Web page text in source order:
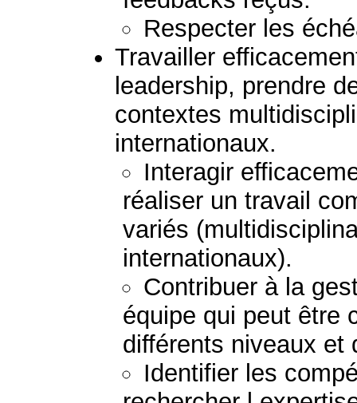
Respecter les
Travailler
leadership, prendre
contextes
internationaux.
Interagir
réaliser un travail
variés
internationaux).
Contribuer à la
équipe qui peut être
différents niveaux et
Identifier les